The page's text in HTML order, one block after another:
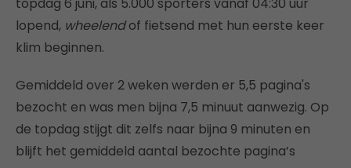
lopend, wheelendof fietsend met hun eerste keer
klim beginnen.
Gemiddeld over 2 weken werden er 5,5 pagina's
bezocht en was men bijna 7,5 minuut aanwezig. Op
de topdag stijgt dit zelfs naar bijna 9 minuten en
blijft het gemiddeld aantal bezochte pagina’s